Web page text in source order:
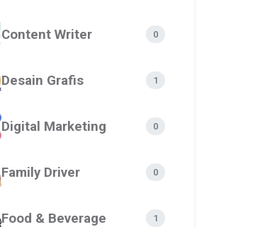
Content Writer 0
Desain Grafis 1
Digital Marketing 0
Family Driver 0
Food & Beverage 1